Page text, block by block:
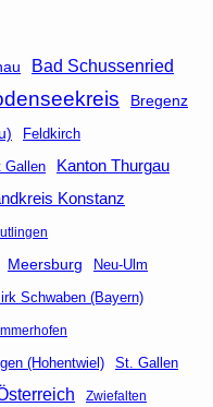
Bad Schussenried
Bregenz
Feldkirch
Gallen Kanton Thurgau
Konstanz
Meersburg Neu-Ulm
Schwaben (Bayern)
(Hohentwiel) St. Gallen
Zwiefalten